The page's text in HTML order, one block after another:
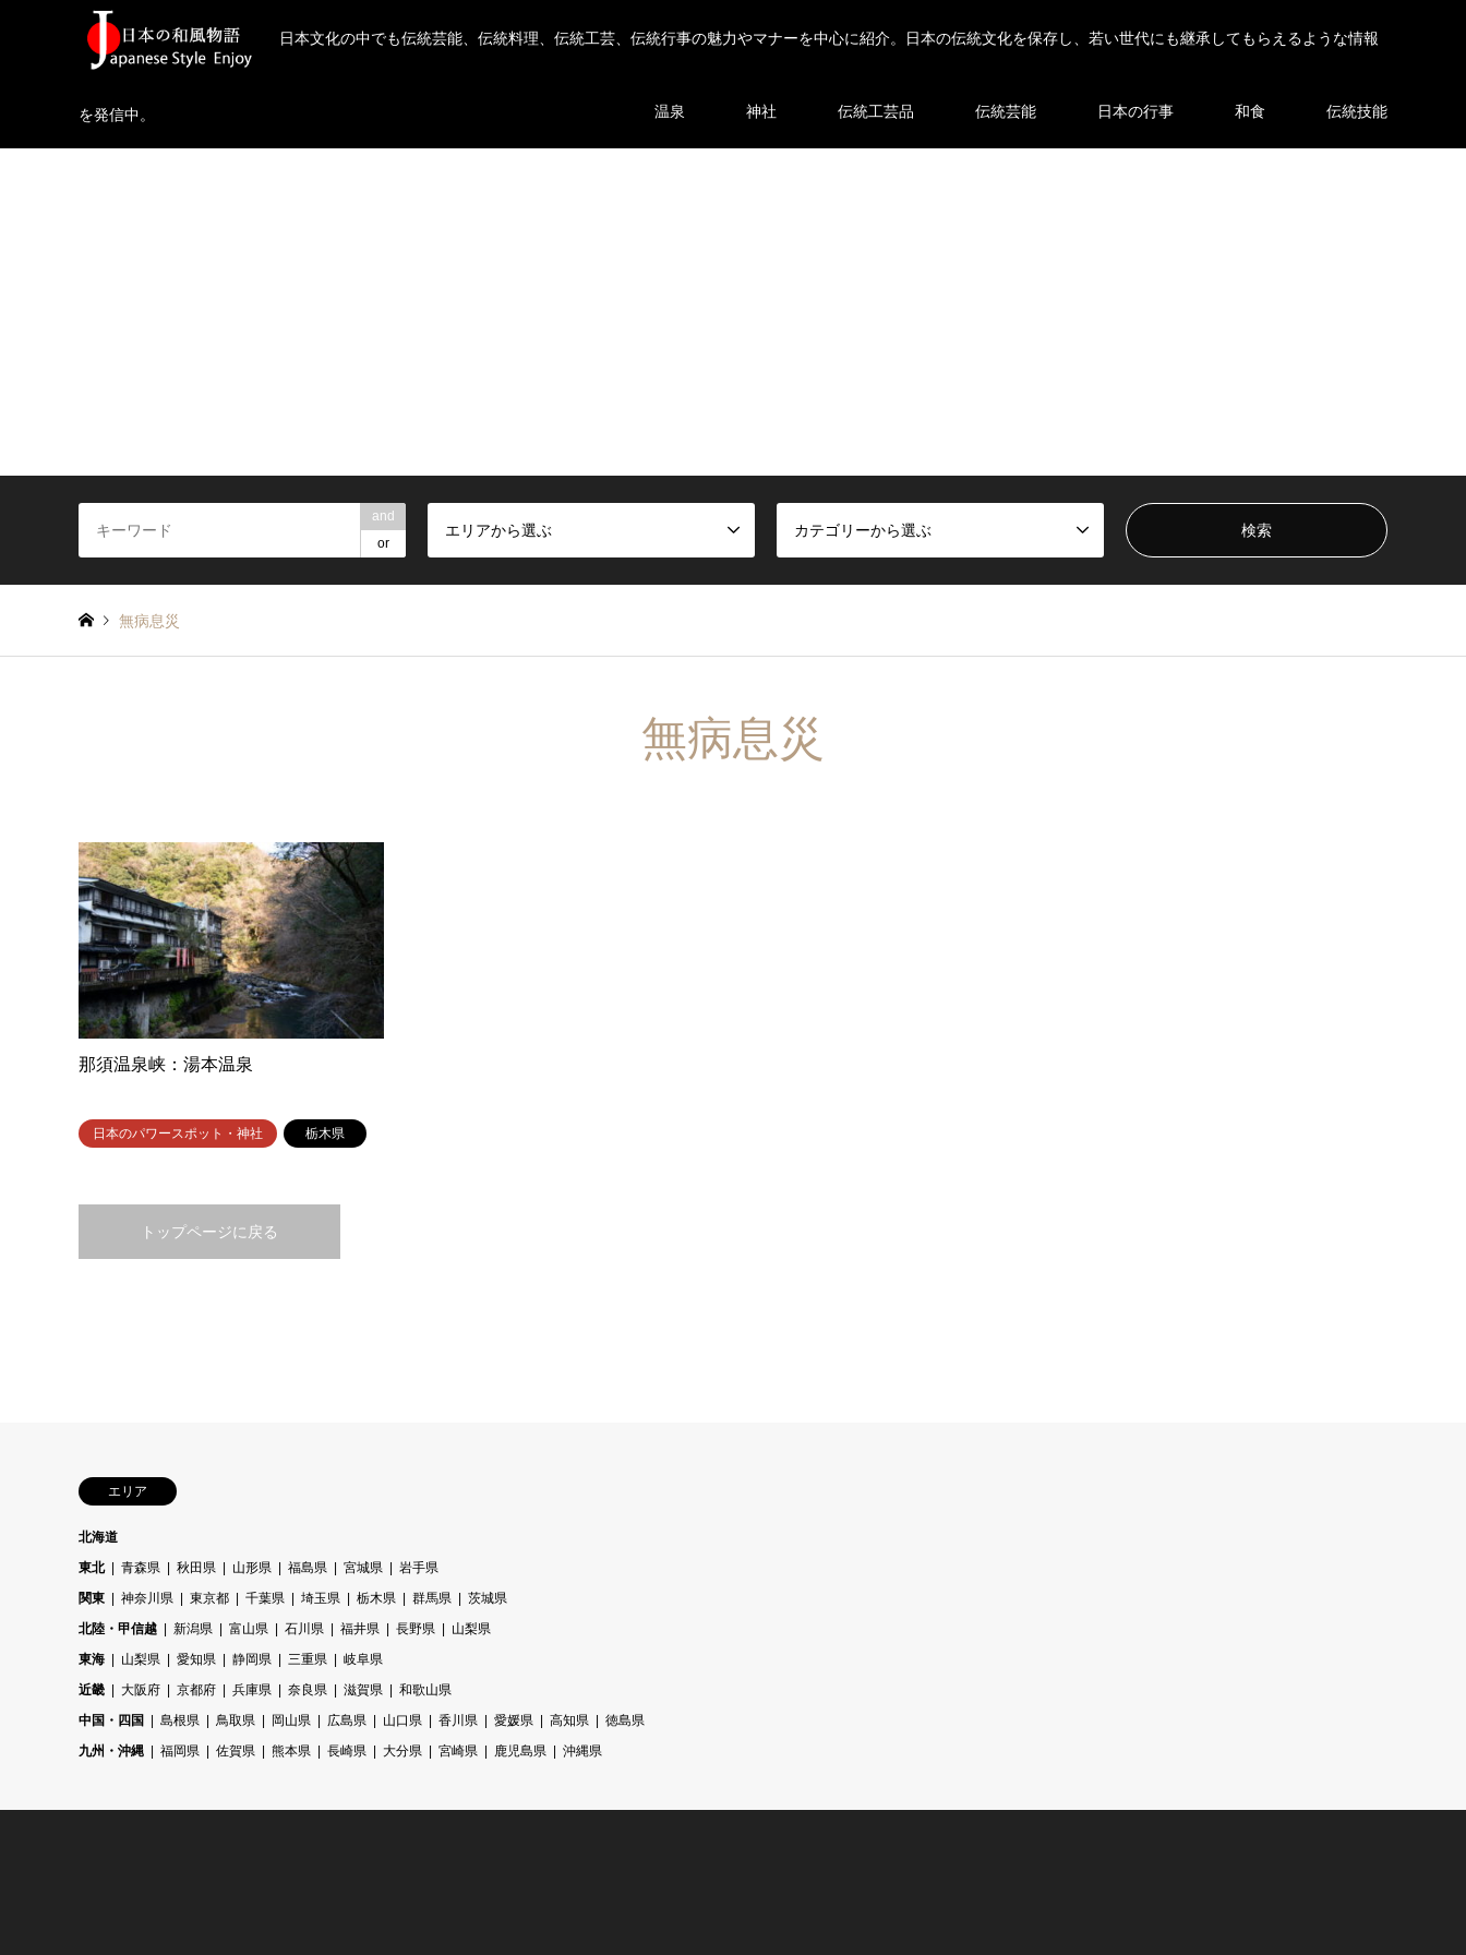
日本文化の中でも伝統芸能、伝統料理、伝統工芸、伝統行事の魅力やマナーを中心に紹介。日本の伝統文化を保存し、若い世代にも継承してもらえるような情報
を発信中。 温泉 神社 伝統工芸品 伝統芸能 日本の行事 和食 伝統技能
and
or
エリアから選ぶ カテゴリーから選ぶ
無病息災
無病息災
那須温泉峡：湯本温泉
日本のパワースポット・神社 栃木県
トップページに戻る
エリア
北海道
東北
青森県 秋田県 山形県 福島県 宮城県
岩手県
関東
神奈川県 東京都 千葉県 埼玉県 栃木県 群馬県
茨城県
北陸・甲信越
新潟県 富山県 石川県 福井県 長野県
山梨県
東海
山梨県 愛知県 静岡県 三重県
岐阜県
近畿
大阪府 京都府 兵庫県 奈良県 滋賀県
和歌山県
中国・四国
島根県 鳥取県 岡山県 広島県 山口県 香川県 愛媛県 高知県
徳島県
九州・沖縄
福岡県 佐賀県 熊本県 長崎県 大分県 宮崎県 鹿児島県 沖縄県